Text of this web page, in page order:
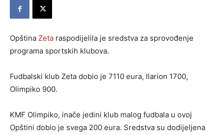
Opština Zeta raspodijelila je sredstva za sprovođenje
programa sportskih klubova.
Fudbalski klub Zeta dobio je 7110 eura, Ilarion 1700,
Olimpiko 900.
KMF Olimpiko, inače jedini klub malog fudbala u ovoj
Opštini dobio je svega 200 eura. Sredstva su dodijeljena